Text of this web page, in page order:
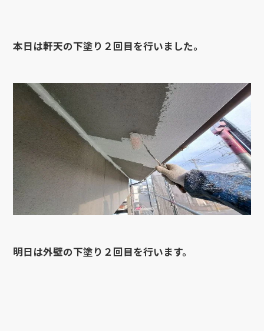
本日は軒天の下塗り２回目を行いました。
明日は外壁の下塗り２回目を行います。